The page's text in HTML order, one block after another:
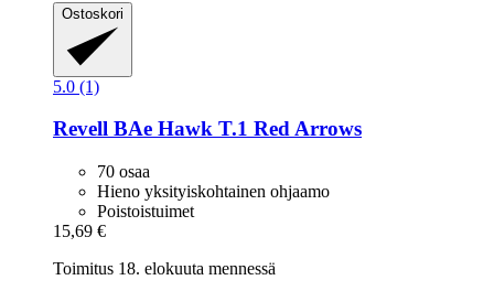
Ostoskori
5.0 (1)
Revell BAe Hawk T.1 Red Arrows
70 osaa
Hieno yksityiskohtainen ohjaamo
Poistoistuimet
15,69 €
Toimitus 18. elokuuta mennessä